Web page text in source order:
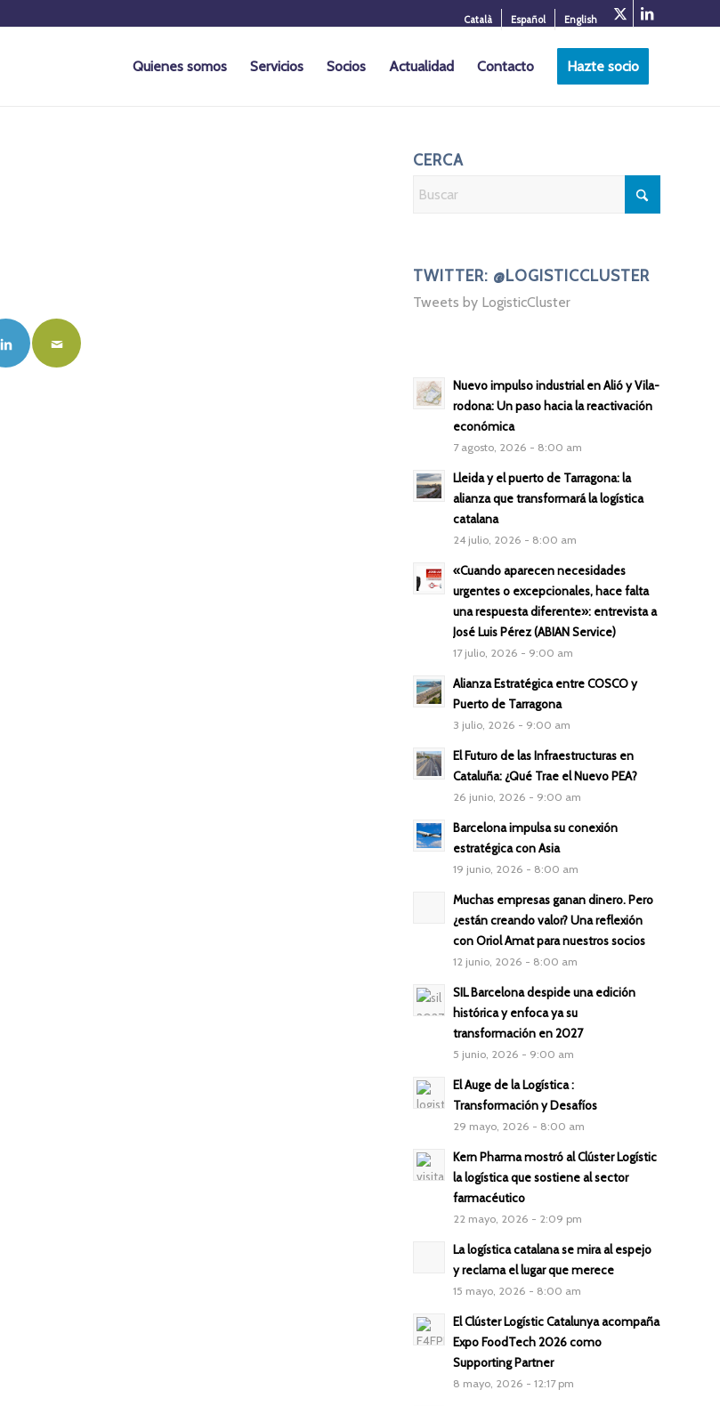
Català Español English
Quienes somos Servicios Socios Actualidad Contacto Hazte socio
CERCA
TWITTER: @LOGISTICCLUSTER
Tweets by LogisticCluster
Nuevo impulso industrial en Alió y Vila-
rodona: Un paso hacia la reactivación
económica
7 agosto, 2026 - 8:00 am
Lleida y el puerto de Tarragona: la
alianza que transformará la logística
catalana
24 julio, 2026 - 8:00 am
«Cuando aparecen necesidades
urgentes o excepcionales, hace falta
una respuesta diferente»: entrevista a
José Luis Pérez (ABIAN Service)
17 julio, 2026 - 9:00 am
Alianza Estratégica entre COSCO y
Puerto de Tarragona
3 julio, 2026 - 9:00 am
El Futuro de las Infraestructuras en
Cataluña: ¿Qué Trae el Nuevo PEA?
26 junio, 2026 - 9:00 am
Barcelona impulsa su conexión
estratégica con Asia
19 junio, 2026 - 8:00 am
Muchas empresas ganan dinero. Pero
¿están creando valor? Una reflexión
con Oriol Amat para nuestros socios
12 junio, 2026 - 8:00 am
SIL Barcelona despide una edición
histórica y enfoca ya su
transformación en 2027
5 junio, 2026 - 9:00 am
El Auge de la Logística :
Transformación y Desafíos
29 mayo, 2026 - 8:00 am
Kern Pharma mostró al Clúster Logístic
la logística que sostiene al sector
farmacéutico
22 mayo, 2026 - 2:09 pm
La logística catalana se mira al espejo
y reclama el lugar que merece
15 mayo, 2026 - 8:00 am
El Clúster Logístic Catalunya acompaña
Expo FoodTech 2026 como
Supporting Partner
8 mayo, 2026 - 12:17 pm